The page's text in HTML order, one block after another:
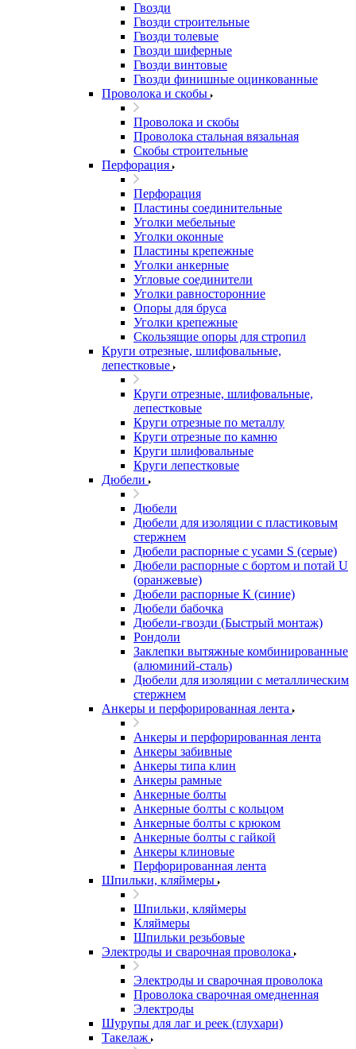
Гвозди
Гвозди строительные
Гвозди толевые
Гвозди шиферные
Гвозди винтовые
Гвозди финишные оцинкованные
Проволока и скобы
Проволока и скобы
Проволока стальная вязальная
Скобы строительные
Перфорация
Перфорация
Пластины соединительные
Уголки мебельные
Уголки оконные
Пластины крепежные
Уголки анкерные
Угловые соединители
Уголки равносторонние
Опоры для бруса
Уголки крепежные
Скользящие опоры для стропил
Круги отрезные, шлифовальные,
лепестковые
Круги отрезные, шлифовальные,
лепестковые
Круги отрезные по металлу
Круги отрезные по камню
Круги шлифовальные
Круги лепестковые
Дюбели
Дюбели
Дюбели для изоляции с пластиковым
стержнем
Дюбели распорные с усами S (серые)
Дюбели распорные c бортом и потай U
(оранжевые)
Дюбели распорные К (синие)
Дюбели бабочка
Дюбели-гвозди (Быстрый монтаж)
Рондоли
Заклепки вытяжные комбинированные
(алюминий-сталь)
Дюбели для изоляции с металлическим
стержнем
Анкеры и перфорированная лента
Анкеры и перфорированная лента
Анкеры забивные
Анкеры типа клин
Анкеры рамные
Анкерные болты
Анкерные болты с кольцом
Анкерные болты с крюком
Анкерные болты с гайкой
Анкеры клиновые
Перфорированная лента
Шпильки, кляймеры
Шпильки, кляймеры
Кляймеры
Шпильки резьбовые
Электроды и сварочная проволока
Электроды и сварочная проволока
Проволока сварочная омедненная
Электроды
Шурупы для лаг и реек (глухари)
Такелаж